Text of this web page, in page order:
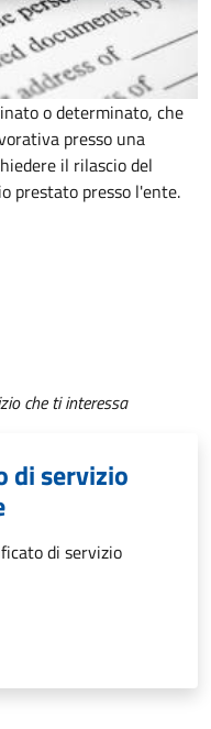
o determinato, che
presso una
il rilascio del
prestato presso l'ente.
che ti interessa
di servizio
di servizio